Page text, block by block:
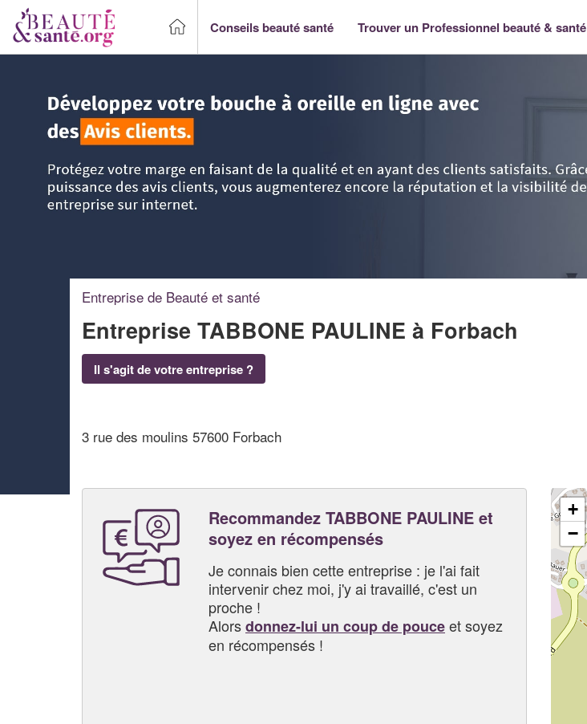
Conseils beauté santé Trouver un Professionnel beauté & santé
Entreprise de Beauté et santé
Entreprise TABBONE PAULINE à Forbach
Il s'agit de votre entreprise ?
3 rue des moulins 57600 Forbach
Recommandez TABBONE PAULINE et
soyez en récompensés
Je connais bien cette entreprise : je l'ai fait
intervenir chez moi, j'y ai travaillé, c'est un
proche !
Alorsdonnez-lui un coup de pouceet soyez
en récompensés !
+
−